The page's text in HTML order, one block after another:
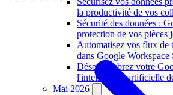
la productivité de vos
Sécurité des données :
protection de vos pièces
Automatisez vos flux de
dans Google Workspace
Désencombrez votre
l'intelligence artificielle
Mai 2026